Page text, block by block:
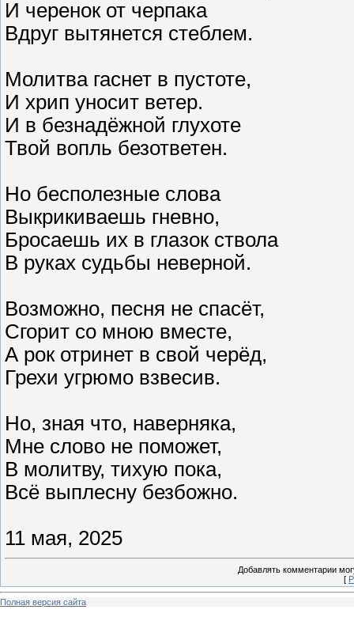
И черенок от черпака
Вдруг вытянется стеблем.
Молитва гаснет в пустоте,
И хрип уносит ветер.
И в безнадёжной глухоте
Твой вопль безответен.
Но бесполезные слова
Выкрикиваешь гневно,
Бросаешь их в глазок ствола
В руках судьбы неверной.
Возможно, песня не спасёт,
Сгорит со мною вместе,
А рок отринет в свой черёд,
Грехи угрюмо взвесив.
Но, зная что, наверняка,
Мне слово не поможет,
В молитву, тихую пока,
Всё выплесну безбожно.
11 мая, 2025
Добавлять комментарии
[
Полная версия сайта